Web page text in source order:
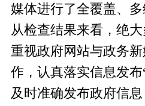
媒体进行了全覆盖、多
从检查结果来看，绝
重视政府网站与政务
作，认真落实信息发布
及时准确发布政府信